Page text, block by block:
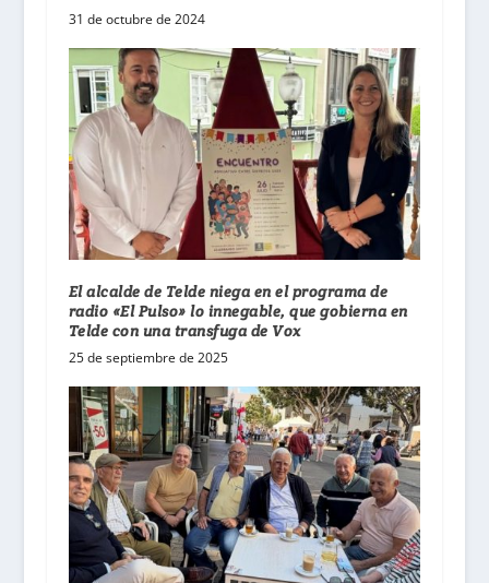
31 de octubre de 2024
El alcalde de Telde niega en el programa de
radio «El Pulso» lo innegable, que gobierna en
Telde con una transfuga de Vox
25 de septiembre de 2025